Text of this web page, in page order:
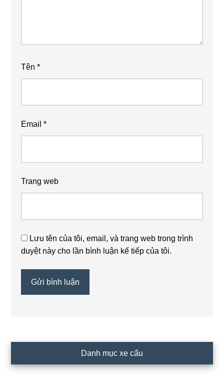
Tên*
Email*
Trang web
Lưu tên của tôi, email, và trang web trong trình
duyệt này cho lần bình luận kế tiếp của tôi.
Sidebar
Danh mục xe cẩu